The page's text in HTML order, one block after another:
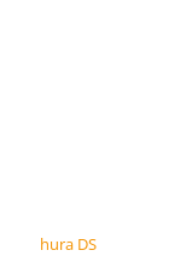
hura DS